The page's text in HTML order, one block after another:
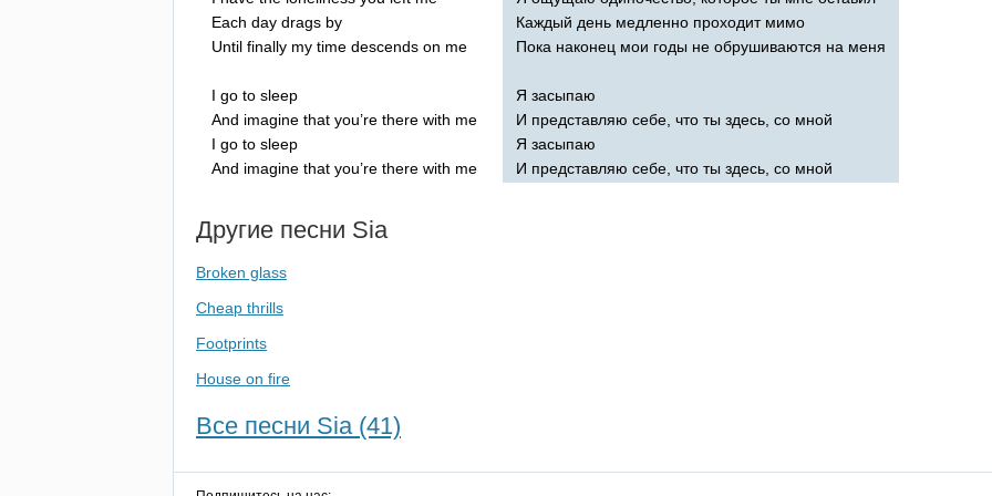
Each day drags by
Until finally my time descends on me
I go to sleep
And imagine that you’re there with me
I go to sleep
And imagine that you’re there with me
Каждый день медленно проходит мимо
Пока наконец мои годы не обрушиваются на меня
Я засыпаю
И представляю себе, что ты здесь, со мной
Я засыпаю
И представляю себе, что ты здесь, со мной
Другие песни Sia
Broken glass
Cheap thrills
Footprints
House on fire
Все песни Sia (41)